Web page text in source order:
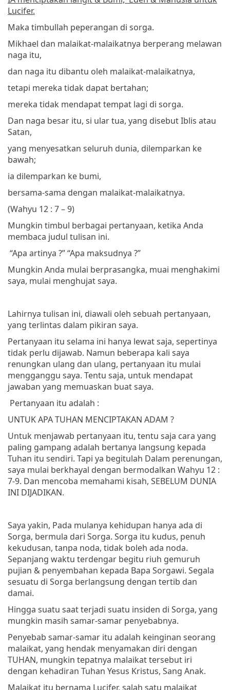
Lucifer.
Maka timbullah peperangan di sorga.
Mikhael dan malaikat-malaikatnya berperang melawan
naga itu,
dan naga itu dibantu oleh malaikat-malaikatnya,
tetapi mereka tidak dapat bertahan;
mereka tidak mendapat tempat lagi di sorga.
Dan naga besar itu, si ular tua, yang disebut Iblis atau
Satan,
yang menyesatkan seluruh dunia, dilemparkan ke
bawah;
ia dilemparkan ke bumi,
bersama-sama dengan malaikat-malaikatnya.
(Wahyu 12 : 7 – 9)
Mungkin timbul berbagai pertanyaan, ketika Anda
membaca judul tulisan ini.
“Apa artinya ?”“Apa maksudnya ?”
Mungkin Anda mulai berprasangka, muai menghakimi
saya, mulai menghujat saya.
Lahirnya tulisan ini, diawali oleh sebuah pertanyaan,
yang terlintas dalam pikiran saya.
Pertanyaan itu selama ini hanya lewat saja, sepertinya
tidak perlu dijawab. Namun beberapa kali saya
renungkan ulang dan ulang, pertanyaan itu mulai
mengganggu saya. Tentu saja, untuk mendapat
jawaban yang memuaskan buat saya.
Pertanyaan itu adalah :
UNTUK APA TUHAN MENCIPTAKAN ADAM ?
Untuk menjawab pertanyaan itu, tentu saja cara yang
paling gampang adalah bertanya langsung kepada
Tuhan itu sendiri. Tapi ya begitulah Dalam perenungan,
saya mulai berkhayal dengan bermodalkan Wahyu 12 :
7-9. Dan mencoba memahami kisah, SEBELUM DUNIA
INI DIJADIKAN.
Saya yakin, Pada mulanya kehidupan hanya ada di
Sorga, bermula dari Sorga. Sorga itu kudus, penuh
kekudusan, tanpa noda, tidak boleh ada noda.
Sepanjang waktu terdengar begitu riuh gemuruh
pujian & penyembahan kepada Bapa Sorgawi. Segala
sesuatu di Sorga berlangsung dengan tertib dan
damai.
Hingga suatu saat terjadi suatu insiden di Sorga, yang
mungkin masih samar-samar penyebabnya.
Penyebab samar-samar itu adalah keinginan seorang
malaikat, yang hendak menyamakan diri dengan
TUHAN, mungkin tepatnya malaikat tersebut iri
dengan kehadiran Tuhan Yesus Kristus, Sang Anak.
Malaikat itu bernama Lucifer, salah satu malaikat